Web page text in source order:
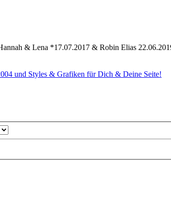
& Lena *17.07.2017 & Robin Elias
und Styles & Grafiken für Dich & Deine Seite!